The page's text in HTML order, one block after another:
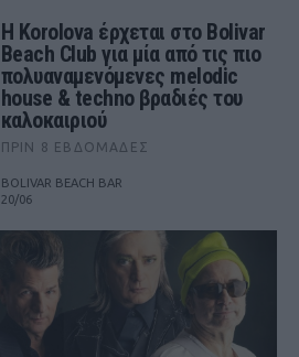
Η Korolova έρχεται στο Bolivar
Beach Club για μία από τις πιο
πολυαναμενόμενες melodic
house & techno βραδιές του
καλοκαιριού
ΠΡΙΝ 8 ΕΒΔΟΜΆΔΕΣ
BOLIVAR BEACH BAR
20/06